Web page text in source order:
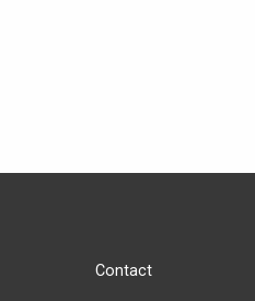
Contact